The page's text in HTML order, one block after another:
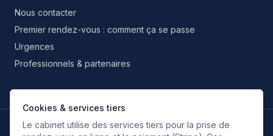
Cookies & services tiers
Le cabinet utilise des services tiers pour la prise de
Nous contacter
Premier rendez-vous : comment ça se passe
Urgences
Professionnels & partenaires
LANGUES DE TRAVAIL